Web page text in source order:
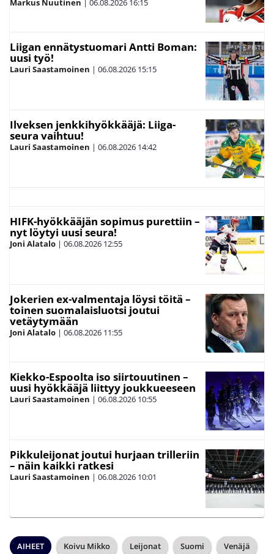
Markus Nuutinen 06.08.2026 16:15
Liigan ennätystuomari Antti Boman:
uusi työ!
Lauri Saastamoinen | 06.08.2026 15:15
Ilveksen jenkkihyökkääjä: Liiga-
seura vaihtuu!
Lauri Saastamoinen | 06.08.2026 14:42
HIFK-hyökkääjän sopimus purettiin –
nyt löytyi uusi seura!
Joni Alatalo | 06.08.2026 12:55
Jokerien ex-valmentaja löysi töitä –
toinen suomalaisluotsi joutui
vetäytymään
Joni Alatalo | 06.08.2026 11:55
Kiekko-Espoolta iso siirtouutinen –
uusi hyökkääjä liittyy joukkueeseen
Lauri Saastamoinen | 06.08.2026 10:55
Pikkuleijonat joutui hurjaan trilleriin
– näin kaikki ratkesi
Lauri Saastamoinen | 06.08.2026 10:01
AIHEET Koivu Mikko Leijonat Suomi Venäjä